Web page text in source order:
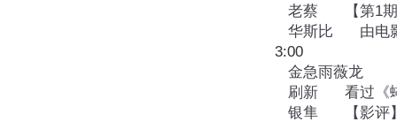
老蔡
【第1
华斯比
由电
3:00
金急雨薇龙
刷新
看过《
银隼
【影